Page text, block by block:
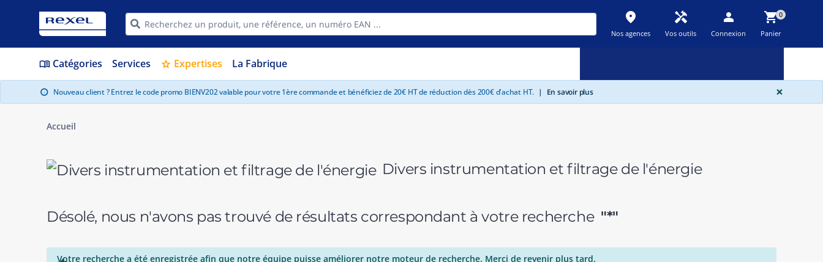
place
Nos agences
handyman
Vos outils
person
Connexion
shopping_cart0
Panier
menu_book Catégories Services star Expertises La Fabrique
info Nouveau client ? Entrez le code promo BIENV202 valable pour votre 1ère commande et bénéficiez de 20€ HT de réduction dès 200€ d'achat HT. | En savoir plus ×
Accueil
Divers instrumentation et filtrage de l'énergie
Désolé, nous n'avons pas trouvé de résultats correspondant à votre recherche "*"
Votre recherche a été enregistrée afin que notre équipe puisse améliorer notre moteur de recherche. Merci de revenir plus tard.